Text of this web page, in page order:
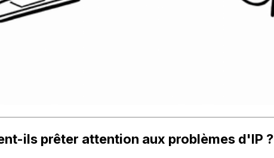
ils prêter attention aux problèmes d'IP ?